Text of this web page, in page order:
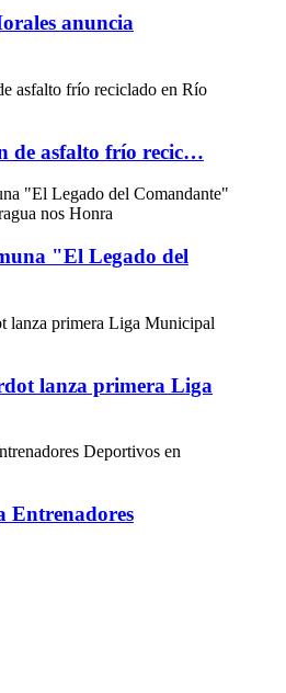
anuncia
de asfalto frío recic…
"El Legado del
lanza primera Liga
Entrenadores